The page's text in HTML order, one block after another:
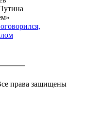
права защищены